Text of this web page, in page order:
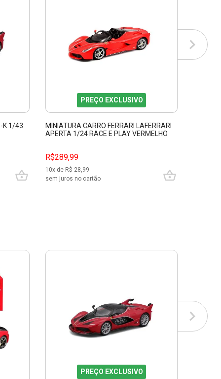
K 1/43
PREÇO EXCLUSIVO
MINIATURA CARRO FERRARI LAFERRARI
APERTA 1/24 RACE E PLAY VERMELHO
R$289,99
10x de R$ 28,99
sem juros no cartão
PREÇO EXCLUSIVO